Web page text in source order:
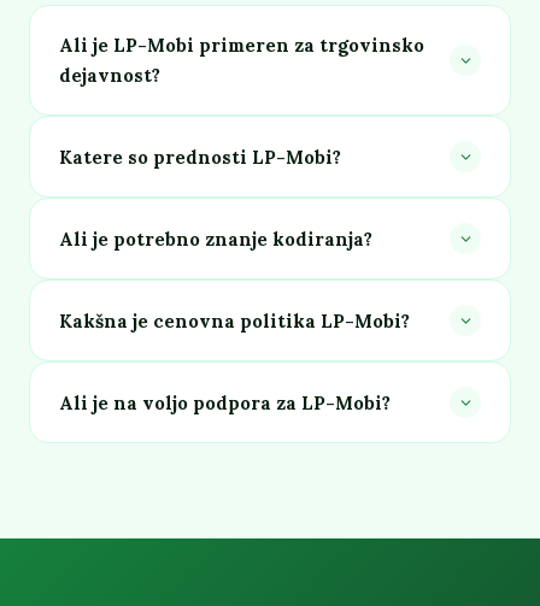
Ali je LP-Mobi primeren za trgovinsko
dejavnost?
Katere so prednosti LP-Mobi?
Ali je potrebno znanje kodiranja?
Kakšna je cenovna politika LP-Mobi?
Ali je na voljo podpora za LP-Mobi?